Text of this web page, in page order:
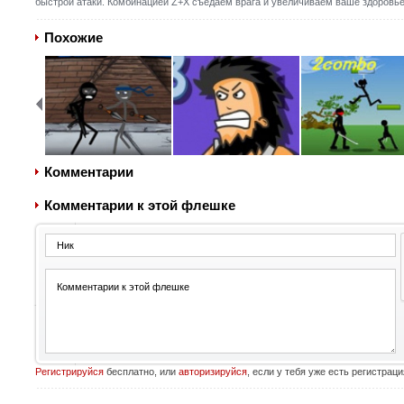
Похожие
Комментарии
Комментарии к этой флешке
Регистрируйсябесплатно, или авторизируйся, если у тебя уже есть